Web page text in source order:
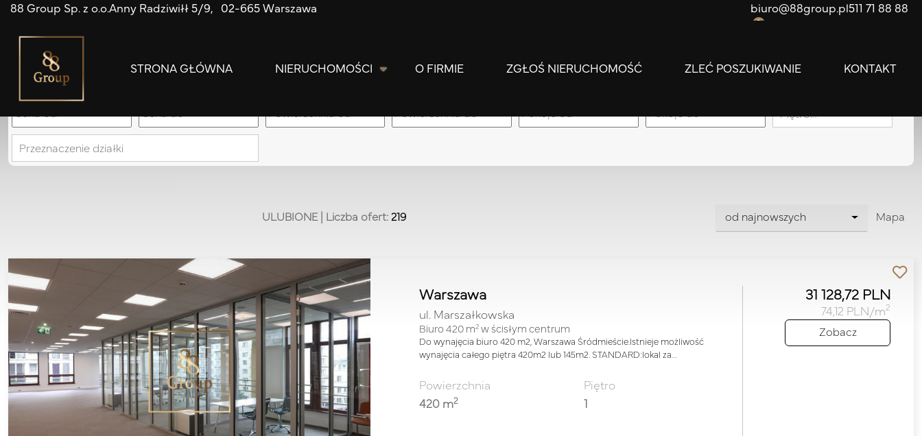
88 Group Sp. z o.o.Anny Radziwiłł 5/9 02-665 Warszawa biuro@88group.pl511 71 88 88
0
STRONA GŁÓWNA NIERUCHOMOŚCI O FIRMIE ZGŁOŚ NIERUCHOMOŚĆ ZLEĆ POSZUKIWANIE KONTAKT
Piętro…
Przeznaczenie działki
ULUBIONE| Liczba ofert: 219 od najnowszych Mapa
Warszawa
ul. Marszałkowska
Biuro 420 m2 w ścisłym centrum
Do wynajęcia biuro 420 m2, Warszawa Śródmieście.Istnieje możliwość
wynajęcia całego piętra 420m2 lub 145m2. STANDARD:lokal za…
Powierzchnia
420 m2
Piętro
1
31 128,72 PLN
74,12 PLN/m2
Zobacz